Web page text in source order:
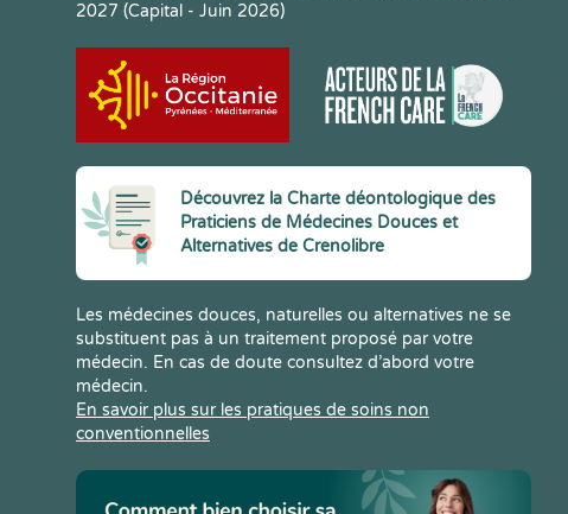
2027 (Capital - Juin 2026)
Découvrez la Charte déontologique des
Praticiens de Médecines Douces et
Alternatives de Crenolibre
Les médecines douces, naturelles ou alternatives ne se
substituent pas à un traitement proposé par votre
médecin. En cas de doute consultez d’abord votre
médecin.
En savoir plus sur les pratiques de soins non
conventionnelles